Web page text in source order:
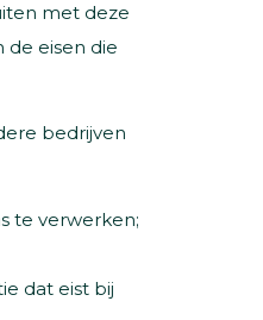
met deze
eisen die
bedrijven
te verwerken;
dat eist bij